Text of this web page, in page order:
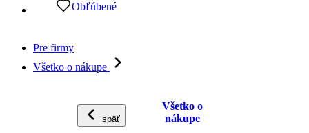
Obľúbené
Pre firmy
Všetko o nákupe
späť
Všetko o
nákupe